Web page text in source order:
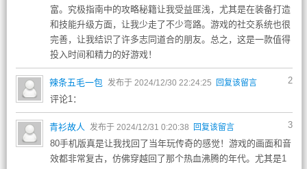
富。究极指南中的攻略秘籍让我受益匪浅，尤其是在装备打造
和技能升级方面，让我少走了不少弯路。游戏的社交系统也很
完善，让我结识了许多志同道合的朋友。总之，这是一款值得
投入时间和精力的好游戏！
2
辣条五毛一包 发布于 2024/12/30 22:24:25 回复该留言
评论1：
3
青衫故人 发布于 2024/12/31 0:20:38 回复该留言
80手机版真是让我找回了当年玩传奇的感觉！游戏的画面和音
效都非常复古，仿佛穿越回了那个热血沸腾的年代。尤其是1